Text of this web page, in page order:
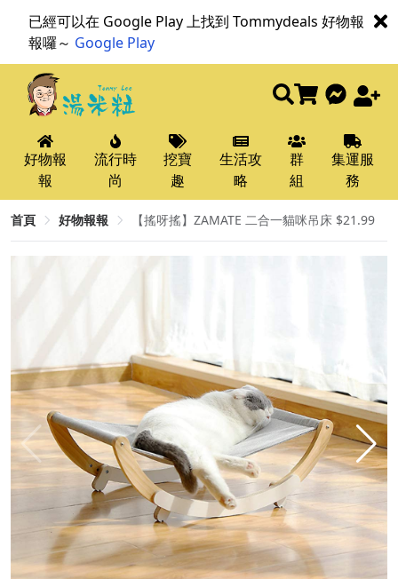
已經可以在 Google Play 上找到 Tommydeals 好物報
報囉～ Google Play
好物報
報
流行時
尚
挖寶
趣
生活攻
略
群
組
集運服
務
首頁 好物報報 【搖呀搖】ZAMATE 二合一貓咪吊床 $21.99